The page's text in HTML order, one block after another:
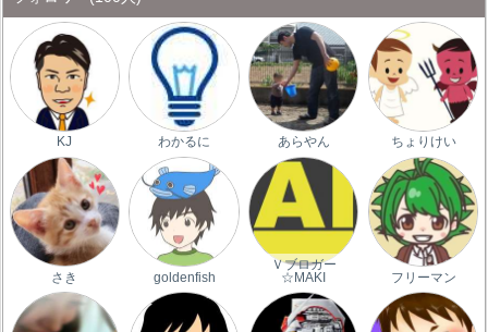
KJ わかるに あらやん ちょりけい
さき goldenfish
Ｖブロガー
☆MAKI
フリーマン